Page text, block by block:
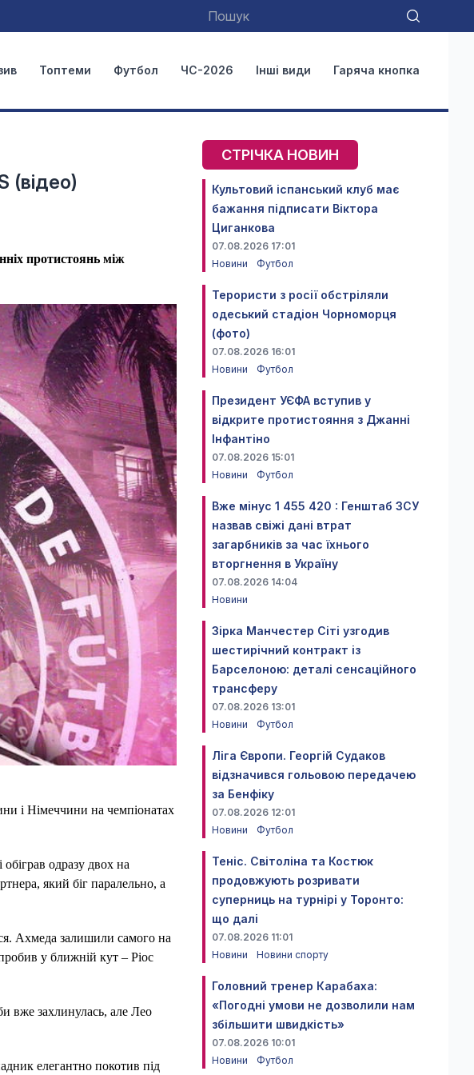
Топтеми Футбол ЧС-2026 Інші види Гаряча кнопка
(відео)
протистоянь між
і Німеччини на чемпіонатах
одразу двох на
який біг паралельно, а
Ахмеда залишили самого на
у ближній кут – Ріос
вже захлинулась, але Лео
елегантно покотив під
СТРІЧКА НОВИН
Культовий іспанський клуб має
бажання підписати Віктора
Циганкова
07.08.2026 17:01
Новини
Футбол
Терористи з росії обстріляли
одеський стадіон Чорноморця
(фото)
07.08.2026 16:01
Новини
Футбол
Президент УЄФА вступив у
відкрите протистояння з Джанні
Інфантіно
07.08.2026 15:01
Новини
Футбол
Вже мінус 1 455 420 : Генштаб ЗСУ
назвав свіжі дані втрат
загарбників за час їхнього
вторгнення в Україну
07.08.2026 14:04
Новини
Зірка Манчестер Сіті узгодив
шестирічний контракт із
Барселоною: деталі сенсаційного
трансферу
07.08.2026 13:01
Новини
Футбол
Ліга Європи. Георгій Судаков
відзначився гольовою передачею
за Бенфіку
07.08.2026 12:01
Новини
Футбол
Теніс. Світоліна та Костюк
продовжують розривати
суперниць на турнірі у Торонто:
що далі
07.08.2026 11:01
Новини
Новини спорту
Головний тренер Карабаха:
«Погодні умови не дозволили нам
збільшити швидкість»
07.08.2026 10:01
Новини
Футбол